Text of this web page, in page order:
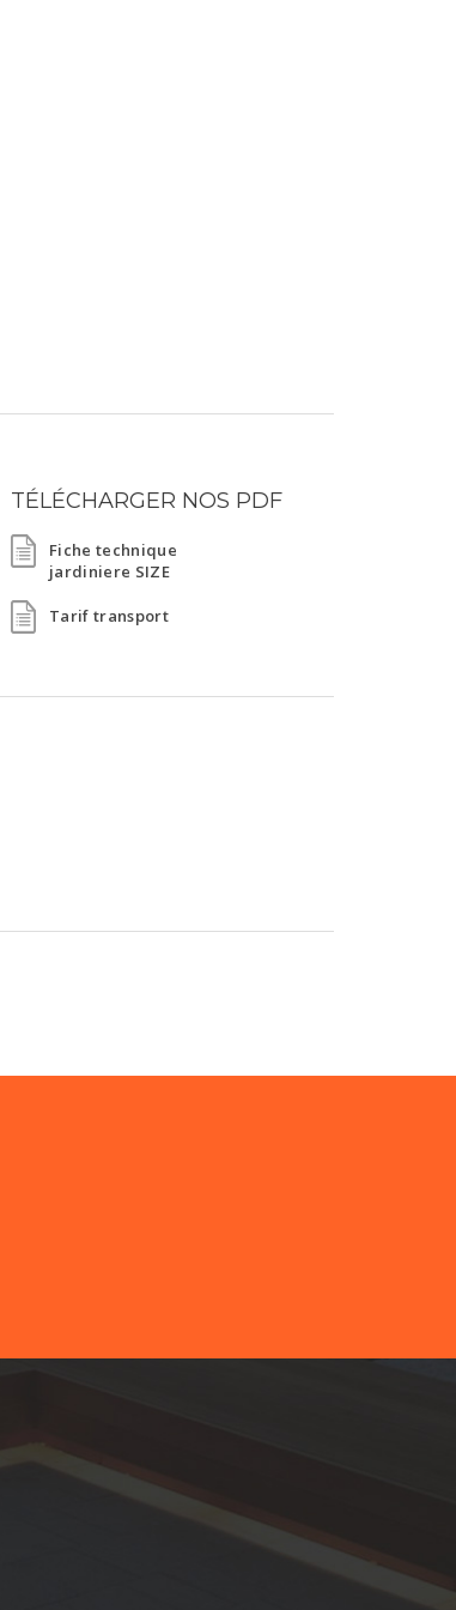
TÉLÉCHARGER NOS PDF
Fiche technique
jardiniere SIZE
Tarif transport